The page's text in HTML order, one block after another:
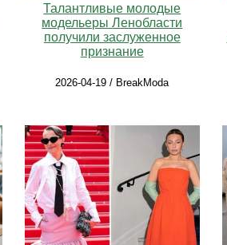
Талантливые молодые
модельеры Ленобласти
получили заслуженное
признание
2026-04-19 / BreakModa